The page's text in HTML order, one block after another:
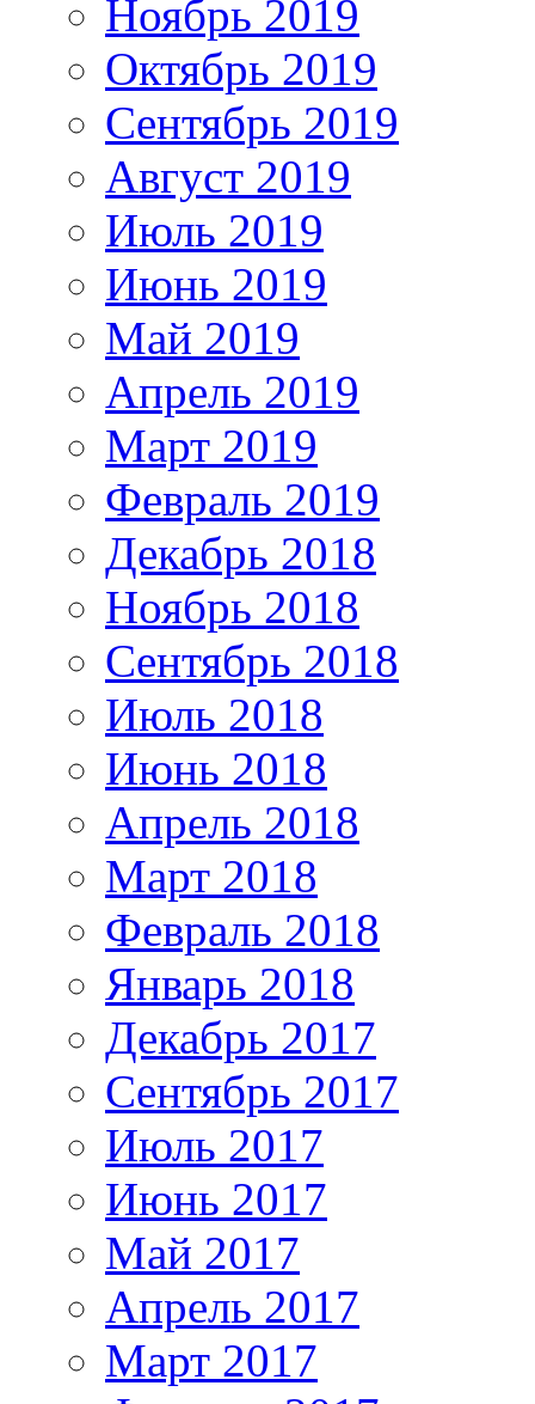
Ноябрь 2019
Октябрь 2019
Сентябрь 2019
Август 2019
Июль 2019
Июнь 2019
Май 2019
Апрель 2019
Март 2019
Февраль 2019
Декабрь 2018
Ноябрь 2018
Сентябрь 2018
Июль 2018
Июнь 2018
Апрель 2018
Март 2018
Февраль 2018
Январь 2018
Декабрь 2017
Сентябрь 2017
Июль 2017
Июнь 2017
Май 2017
Апрель 2017
Март 2017